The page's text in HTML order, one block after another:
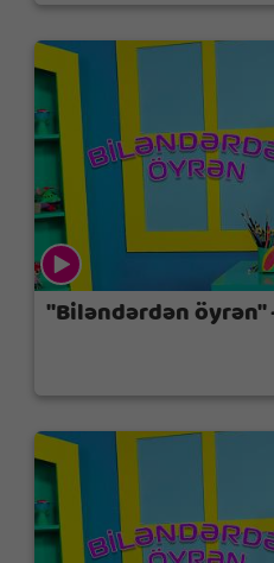
"Biləndərdən öyrən"